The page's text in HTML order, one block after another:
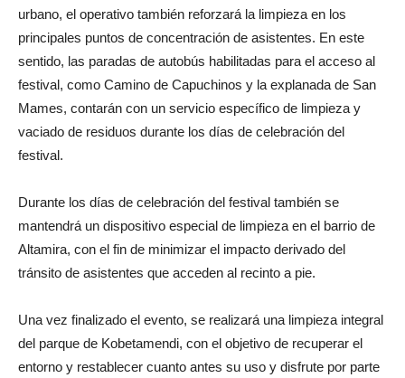
urbano, el operativo también reforzará la limpieza en los
principales puntos de concentración de asistentes. En este
sentido, las paradas de autobús habilitadas para el acceso al
festival, como Camino de Capuchinos y la explanada de San
Mames, contarán con un servicio específico de limpieza y
vaciado de residuos durante los días de celebración del
festival.
Durante los días de celebración del festival también se
mantendrá un dispositivo especial de limpieza en el barrio de
Altamira, con el fin de minimizar el impacto derivado del
tránsito de asistentes que acceden al recinto a pie.
Una vez finalizado el evento, se realizará una limpieza integral
del parque de Kobetamendi, con el objetivo de recuperar el
entorno y restablecer cuanto antes su uso y disfrute por parte